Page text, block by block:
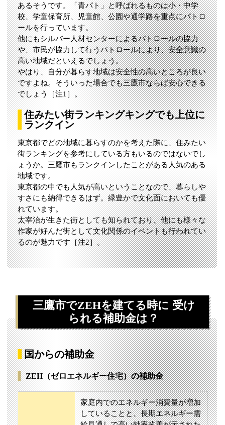
あるそうです。「青パト」と呼ばれるものは小・中学
校、学童保育所、児童館、公園や通学路を重点にパトロ
ールを行っています。
他にもシルバー人材センターによるパトロールの協力
や、市民が協力して行うパトロールにより、安全意識の
高い地域だといえるでしょう。
やはり、自分が暮らす地域は安全性の高いところが良い
ですよね。そういった場合でも三鷹市ならば安心できる
でしょう［注1］。
住みたい街ランキングキングでも上位に
ランクイン
東京都でどの地域に暮らすのかを考えた際に、住みたい
街ランキングを参考にしている方もいるのではないでし
ょうか。三鷹市もランクインしたことがある人気のある
地域です。
東京都の中でも人気が高いということなので、暮らしや
すさにも納得できるはず。緑豊かで文化面においても優
れています。
太宰治が生きた街としても知られており、他にも様々な
作家が好んだ街として文化関係のイベントも行われてい
るのが魅力です［注2］。
三鷹市でZEHを建てる時に 受け
られる補助金は？
国からの補助金
ZEH（ゼロエネルギー住宅）の補助金
家庭内でのエネルギー消費量が増加
していることと、長期エネルギー需